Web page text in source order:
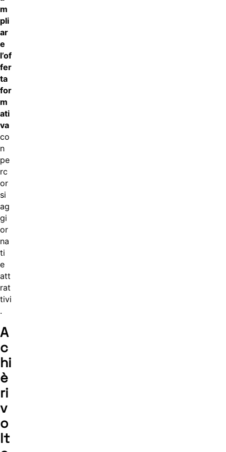
m
pli
ar
e
l’of
fer
ta
for
m
ati
va
co
n
pe
rc
or
si
ag
gi
or
na
ti
e
att
rat
tivi
.
A
c
hi
è
ri
v
o
lt